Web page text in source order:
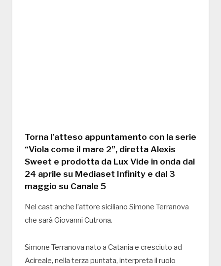
Torna l’atteso appuntamento con la serie
“Viola come il mare 2”, diretta Alexis
Sweet e prodotta da Lux Vide in onda dal
24 aprile su Mediaset Infinity e dal 3
maggio su Canale 5
Nel cast anche l’attore siciliano Simone Terranova
che sarà Giovanni Cutrona.
Simone Terranova nato a Catania e cresciuto ad
Acireale, nella terza puntata, interpreta il ruolo